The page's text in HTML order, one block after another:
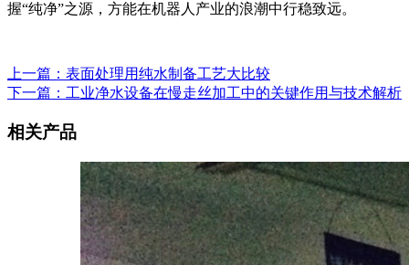
握“纯净”之源，方能在机器人产业的浪潮中行稳致远。
上一篇：表面处理用纯水制备工艺大比较
下一篇：工业净水设备在慢走丝加工中的关键作用与技术解析
相关产品